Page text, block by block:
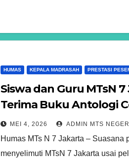
HUMAS KEPALA MADRASAH PRESTASI
Siswa dan Guru MTsN
Terima Buku Antologi
Puisi Usai Upacara
MEI 4, 2026 ADMIN MTS
Humas MTs N 7 Jakarta – Suasana
menyelimuti MTsN 7 Jakarta usai